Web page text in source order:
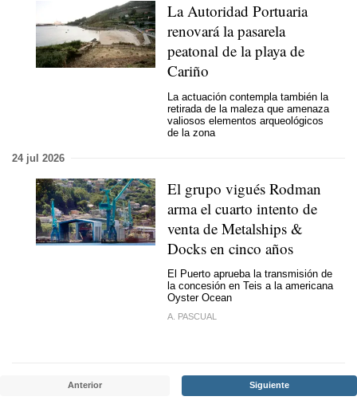
La Autoridad Portuaria
renovará la pasarela
peatonal de la playa de
Cariño
La actuación contempla también la
retirada de la maleza que amenaza
valiosos elementos arqueológicos
de la zona
24 jul 2026
El grupo vigués Rodman
arma el cuarto intento de
venta de Metalships &
Docks en cinco años
El Puerto aprueba la transmisión de
la concesión en Teis a la americana
Oyster Ocean
A. PASCUAL
Anterior Siguiente